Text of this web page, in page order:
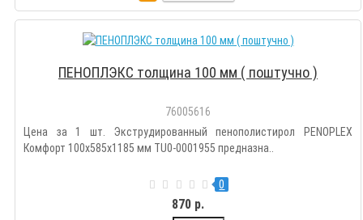
ПЕНОПЛЭКС толщина 100 мм ( поштучно )
76005616
Цена за 1 шт. Экструдированный пенополистирол PENOPLEX
Комфорт 100x585x1185 мм TU0-0001955 предназна..
0
870 р.